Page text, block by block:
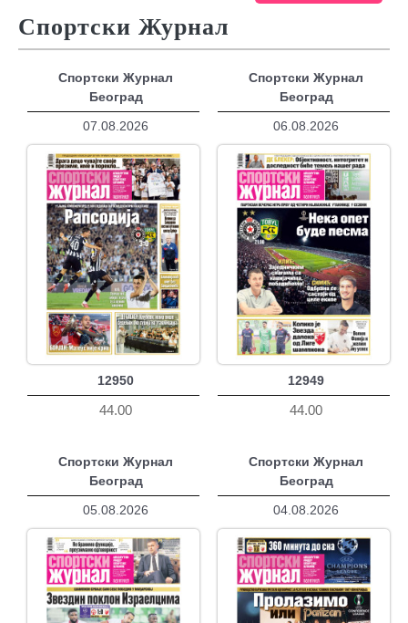
Спортски Журнал
Спортски Журнал
Београд
07.08.2026
12950
44.00
Спортски Журнал
Београд
06.08.2026
12949
44.00
Спортски Журнал
Београд
05.08.2026
Спортски Журнал
Београд
04.08.2026